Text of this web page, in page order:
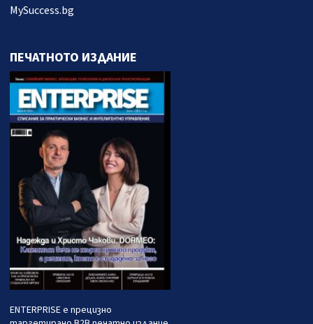
MySuccess.bg
ПЕЧАТНОТО ИЗДАНИЕ
ENTERPRISE е прецизно